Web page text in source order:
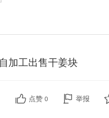
加工出售干姜块
点赞 0 举报